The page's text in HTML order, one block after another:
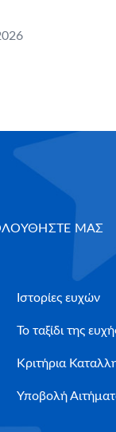
ΜΑΣ
Ιστορίες ευχών
Το ταξίδι της
Κριτήρια
Υποβολή